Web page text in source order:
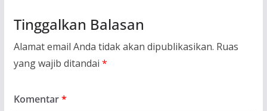
Tinggalkan Balasan
Alamat email Anda tidak akan dipublikasikan. Ruas
yang wajib ditandai *
Komentar*